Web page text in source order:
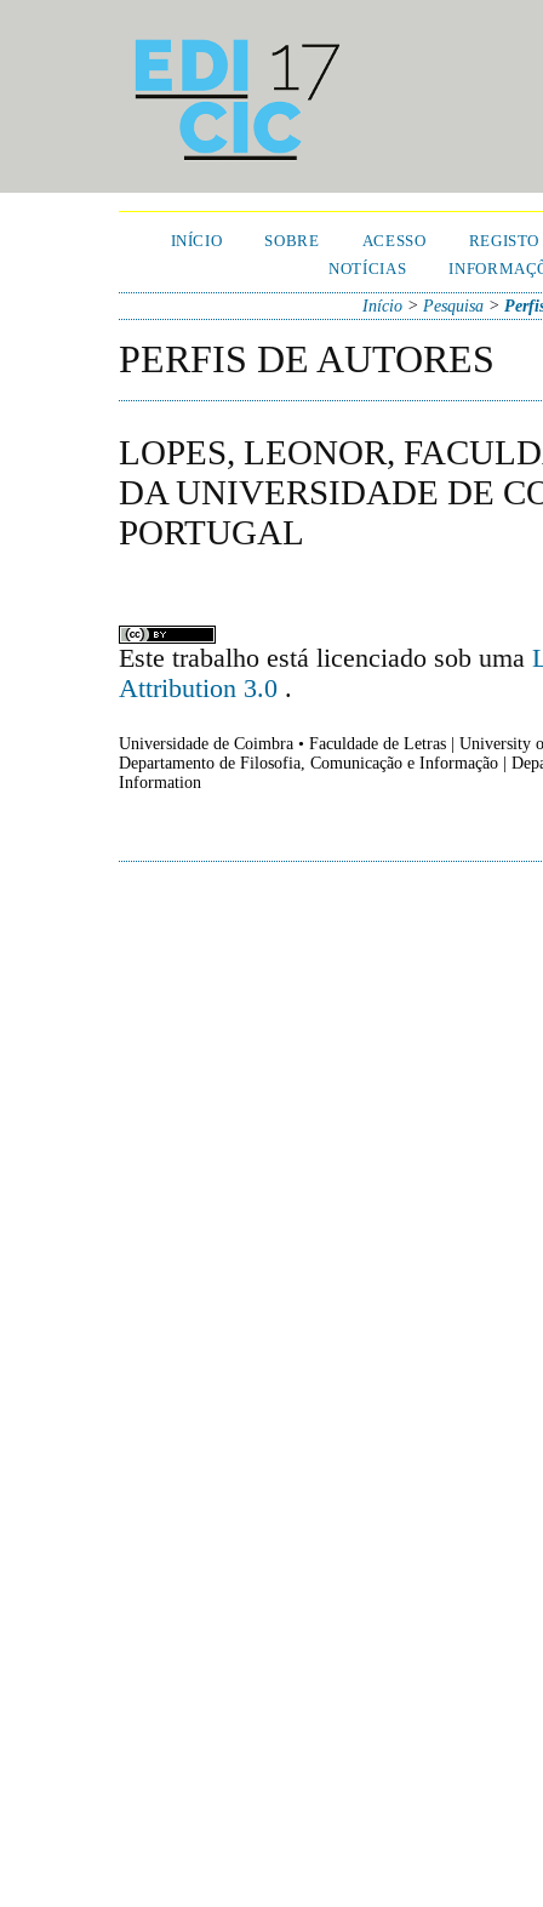
INÍCIO SOBRE ACESSO
REGISTO
NOTÍCIAS
Início >Pesquisa >
PERFIS DE AUTORES
LOPES, LEONOR,
DA UNIVERSIDADE DE
PORTUGAL
Este trabalho está licenciado sob uma
Attribution 3.0 .
Universidade de Coimbra • Faculdade de Letras |
Departamento de Filosofia, Comunicação e Informação |
Information